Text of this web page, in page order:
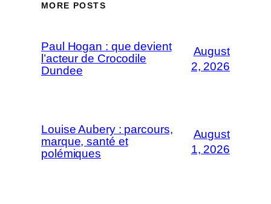
MORE POSTS
Paul Hogan : que devient
l’acteur de Crocodile
Dundee
August
2, 2026
Louise Aubery : parcours,
marque, santé et
polémiques
August
1, 2026